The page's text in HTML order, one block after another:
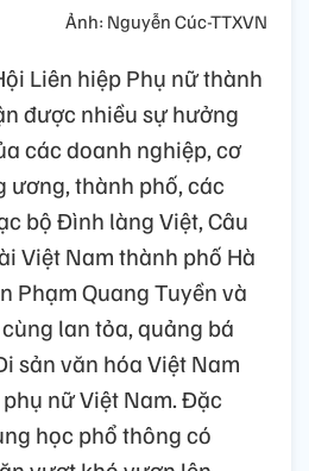
Ảnh: Nguyễn Cúc-TTXVN
Liên hiệp Phụ nữ thành
được nhiều sự hưởng
các doanh nghiệp, cơ
ương, thành phố, các
bộ Đình làng Việt, Câu
Việt Nam thành phố Hà
Phạm Quang Tuyền và
lan tỏa, quảng bá
sản văn hóa Việt Nam
nữ Việt Nam. Đặc
học phổ thông có